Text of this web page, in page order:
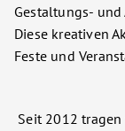
Gestaltungs-
Diese kreativen
Feste und
Seit 2012